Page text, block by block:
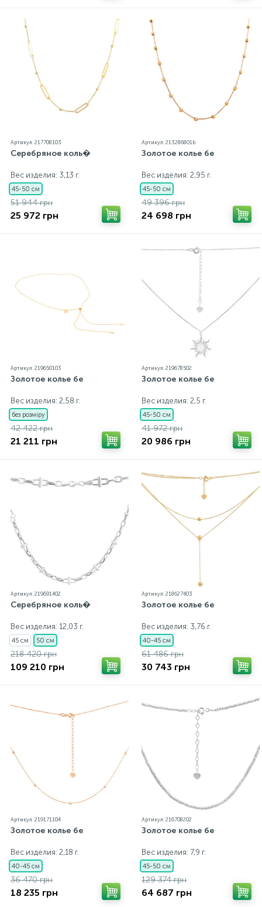
Артикул: 217708103
Серебряное коль�
Вес изделия: 3,13 г.
45-50 см
51 944 грн
25 972 грн
Артикул: 213286801b
Золотое колье бе
Вес изделия: 2,95 г.
45-50 см
49 396 грн
24 698 грн
Артикул: 219650103
Золотое колье бе
Вес изделия: 2,58 г.
без розміру
42 422 грн
21 211 грн
Артикул: 219678502
Золотое колье бе
Вес изделия: 2,5 г.
45-50 см
41 972 грн
20 986 грн
Артикул: 219691402
Серебряное коль�
Вес изделия: 12,03 г.
45 см 50 см
218 420 грн
109 210 грн
Артикул: 218627403
Золотое колье бе
Вес изделия: 3,76 г.
40-45 см
61 486 грн
30 743 грн
Артикул: 219171104
Золотое колье бе
Вес изделия: 2,18 г.
40-45 см
36 470 грн
18 235 грн
Артикул: 216708202
Золотое колье бе
Вес изделия: 7,9 г.
45-50 см
129 374 грн
64 687 грн